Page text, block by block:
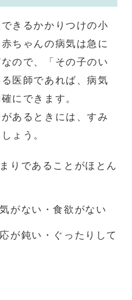
きるかかりつけの小
ちゃんの病気は急に
ので、「その子のい
医師であれば、病気
にできます。
あるときには、すみ
ょう。
りであることがほとん
がない・食欲がない
が鈍い・ぐったりして